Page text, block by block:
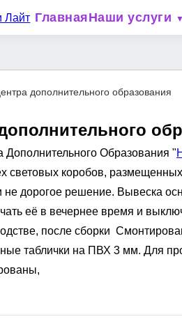
ГлавнаяНаши услуги ▼
дополнительного образования
Дополнительного Образования "
световых коробов,
не дорогое решение. Вывеска
её в вечернее время и
после сборки
таблички на ПВХ 3 мм. Для